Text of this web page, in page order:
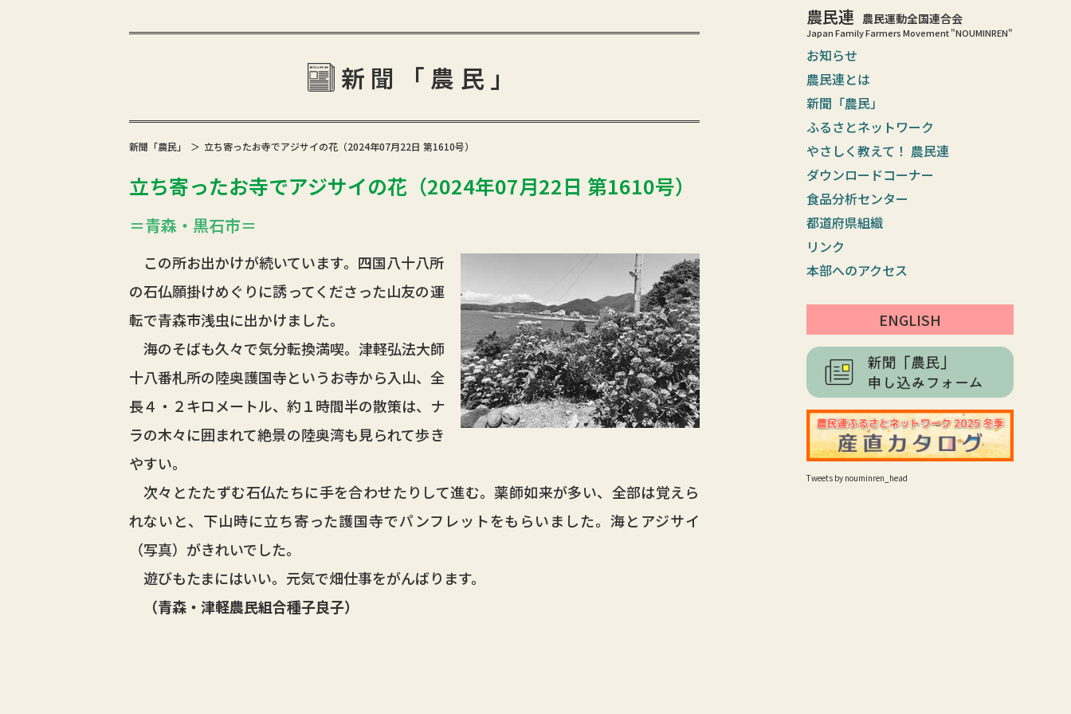
農民連 農民運動全国連合会
Japan Family Farmers Movement "NOUMINREN"
お知らせ
農民連とは
新聞「農民」
ふるさとネットワーク
やさしく教えて！ 農民連
ダウンロードコーナー
食品分析センター
都道府県組織
リンク
本部へのアクセス
ENGLISH
Tweets by nouminren_head
新聞「農民」
新聞「農民」 立ち寄ったお寺でアジサイの花（2024年07月22日 第1610号）
立ち寄ったお寺でアジサイの花（2024年07月22日 第1610号）
＝青森・黒石市＝
この所お出かけが続いています。四国八十八所
の石仏願掛けめぐりに誘ってくださった山友の運
転で青森市浅虫に出かけました。
海のそばも久々で気分転換満喫。津軽弘法大師
十八番札所の陸奥護国寺というお寺から入山、全
長４・２キロメートル、約１時間半の散策は、ナ
ラの木々に囲まれて絶景の陸奥湾も見られて歩き
やすい。
次々とたたずむ石仏たちに手を合わせたりして進む。薬師如来が多い、全部は覚えら
れないと、下山時に立ち寄った護国寺でパンフレットをもらいました。海とアジサイ
（写真）がきれいでした。
遊びもたまにはいい。元気で畑仕事をがんばります。
（青森・津軽農民組合種子良子）